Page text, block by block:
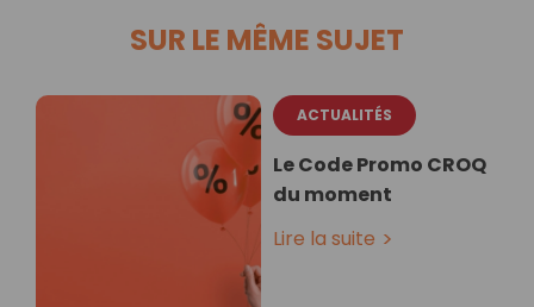
SUR LE MÊME SUJET
ACTUALITÉS
Le Code Promo CROQ
du moment
Lire la suite